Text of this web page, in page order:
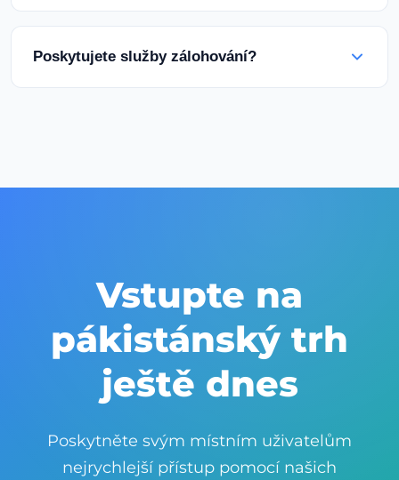
personál přizpůsobený pákistánskému
neomezeného přenosu dat na základě vašich
potřeb.
Poskytujete služby zálohování?
Vstupte na
pákistánský trh
ještě dnes
Poskytněte svým místním uživatelům
nejrychlejší přístup pomocí našich